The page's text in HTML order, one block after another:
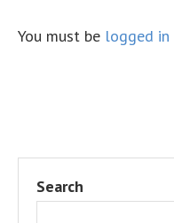
You must be logged in
Search